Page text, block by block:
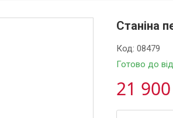
Станіна
Готово до
Код:08479
21